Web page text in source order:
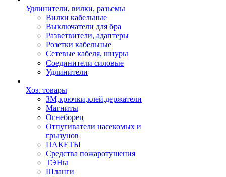
Удлинители, вилки, разьемы
Вилки кабельные
Выключатели для бра
Разветвители, адаптеры
Розетки кабельные
Сетевые кабеля, шнуры
Соединители силовые
Удлинители
Хоз. товары
ЗМ,крючки,клей,держатели
Магниты
Огнеборец
Отпугиватели насекомых и
грызунов
ПАКЕТЫ
Средства пожаротушения
ТЭНы
Шланги